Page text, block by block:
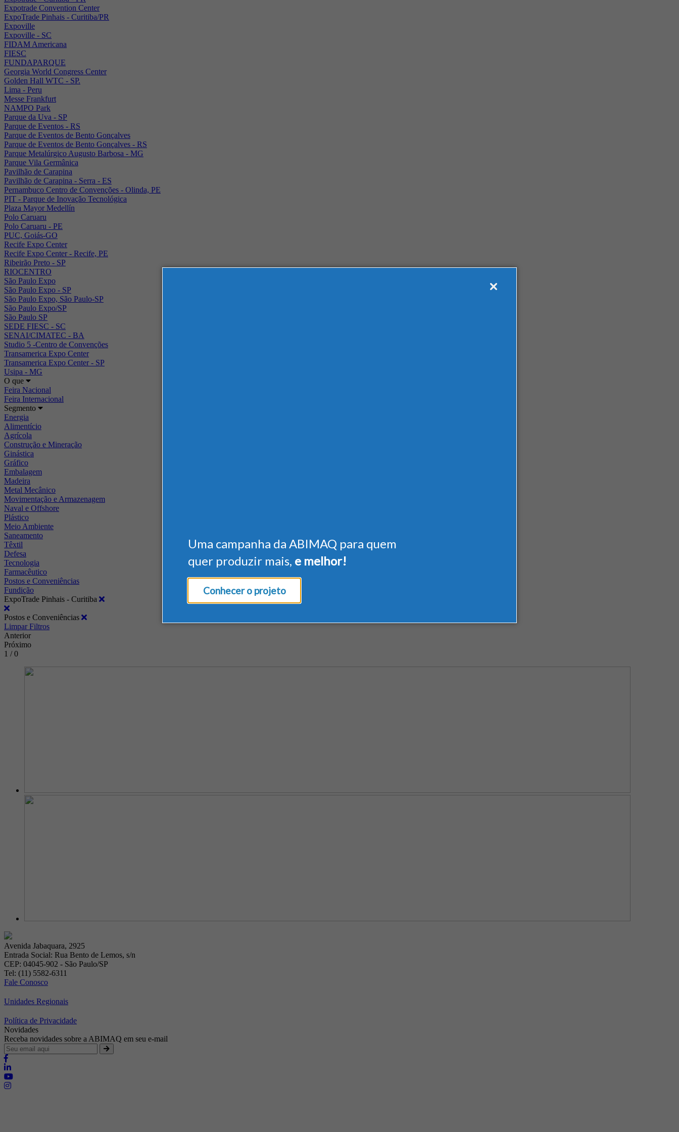
Uma campanha da ABIMAQ para quem
quer produzir mais, e melhor!
Conhecer o projeto
Expotrade Convention Center
ExpoTrade Pinhais - Curitiba/PR
Expoville
Expoville - SC
FIDAM Americana
FIESC
FUNDAPARQUE
Georgia World Congress Center
Golden Hall WTC - SP.
Lima - Peru
Messe Frankfurt
NAMPO Park
Parque da Uva - SP
Parque de Eventos - RS
Parque de Eventos de Bento Gonçalves
Parque de Eventos de Bento Gonçalves - RS
Parque Metalúrgico Augusto Barbosa - MG
Parque Vila Germânica
Pavilhão de Carapina
Pavilhão de Carapina - Serra - ES
Pernambuco Centro de Convenções - Olinda, PE
PIT - Parque de Inovação Tecnológica
Plaza Mayor Medellín
Polo Caruaru
Polo Caruaru - PE
PUC, Goiás-GO
Recife Expo Center
Recife Expo Center - Recife, PE
Ribeirão Preto - SP
RIOCENTRO
São Paulo Expo
São Paulo Expo - SP
São Paulo Expo, São Paulo-SP
São Paulo Expo/SP
São Paulo SP
SEDE FIESC - SC
SENAI/CIMATEC - BA
Studio 5 -Centro de Convenções
Transamerica Expo Center
Transamerica Expo Center - SP
Usipa - MG
O que
Feira Nacional
Feira Internacional
Segmento
Energia
Alimentício
Agrícola
Construção e Mineração
Ginástica
Gráfico
Embalagem
Madeira
Metal Mecânico
Movimentação e Armazenagem
Naval e Offshore
Plástico
Meio Ambiente
Saneamento
Têxtil
Defesa
Tecnologia
Farmacêutico
Postos e Conveniências
Fundição
ExpoTrade Pinhais - Curitiba
Postos e Conveniências
Limpar Filtros
Anterior
Próximo
1 / 0
Avenida Jabaquara, 2925
Entrada Social: Rua Bento de Lemos, s/n
CEP: 04045-902 - São Paulo/SP
Tel: (11) 5582-6311
Fale Conosco
Unidades Regionais
Política de Privacidade
Novidades
Receba novidades sobre a ABIMAQ em seu e-mail